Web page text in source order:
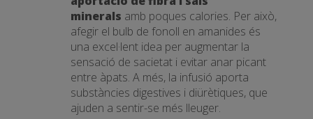
minerals amb poques calories. Per això,
afegir el bulb de fonoll en amanides és
una excel·lent idea per augmentar la
sensació de sacietat i evitar anar picant
entre àpats. A més, la infusió aporta
substàncies digestives i diürètiques, que
ajuden a sentir-se més lleuger.